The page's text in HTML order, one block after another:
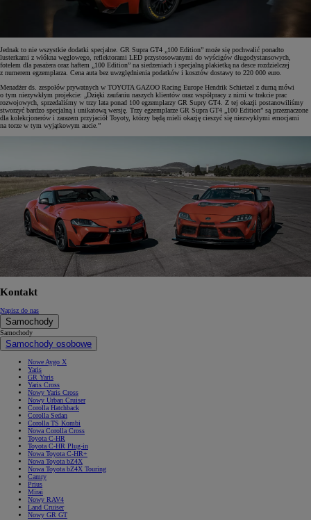
Jednak to nie wszystkie dodatki specjalne. GR Supra GT4 „100 Edition” może się pochwalić ponadto
lusterkami z włókna węglowego, reflektorami LED przystosowanymi do wyścigów długodystansowych,
fotelem dla pasażera oraz haftem „100 Edition” na siedzeniach i specjalną plakietką na desce rozdzielczej
z numerem egzemplarza. Cena auta bez uwzględnienia podatków i kosztów dostawy to 220 000 euro.
Menadżer ds. zespołów prywatnych w TOYOTA GAZOO Racing Europe Hendrik Schietzel z dumą mówi
o tym niezywkłym projekcie: „Dzięki zaufaniu naszych klientów oraz współpracy z nimi w trakcie prac
rozwojowych, sprzedaliśmy w trzy lata ponad 100 egzemplarzy GR Supry GT4. Z tej okazji postanowiliśmy
stworzyć bardzo specjalną i unikatową wersję. Trzy egzemplarze GR Supra GT4 „100 Edition” są przeznaczone
dla kolekcjonerów i zarazem przyjaciół Toyoty, którzy będą mieli okazję cieszyć się niezwykłymi emocjami
na torze w tym wyjątkowym aucie.”
Kontakt
Napisz do nas
Samochody
Samochody
Samochody osobowe
Nowe Aygo X
Yaris
GR Yaris
Yaris Cross
Nowy Yaris Cross
Nowy Urban Cruiser
Corolla Hatchback
Corolla Sedan
Corolla TS Kombi
Nowa Corolla Cross
Toyota C-HR
Toyota C-HR Plug-in
Nowa Toyota C-HR+
Nowa Toyota bZ4X
Nowa Toyota bZ4X Touring
Camry
Prius
Mirai
Nowy RAV4
Land Cruiser
Nowy GR GT